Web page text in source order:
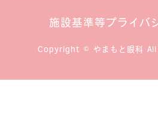
施設基準等プライバ
Copyright © やまもと眼科